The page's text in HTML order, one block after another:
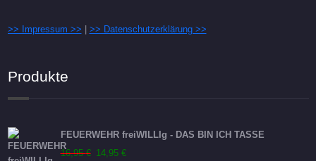
>> Impressum >> >> Datenschutzerklärung >>
Produkte
FEUERWEHR freiWILLIg - DAS BIN ICH TASSE
16,95€ Ursprünglicher
14,95 €